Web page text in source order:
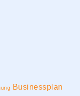
Businessplan